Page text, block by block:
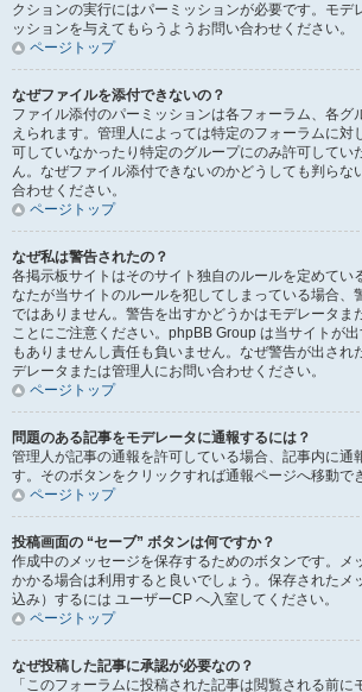
クションの実行にはパーミッションが必要です。モデ
ッションを与えてもらうようお問い合わせください。
ページトップ
なぜファイルを添付できないの？
ファイル添付のパーミッションは各フォーラム、各グ
えられます。管理人によっては特定のフォーラムに対
可していなかったり特定のグループにのみ許可してい
ん。なぜファイル添付できないのかどうしても判らな
合わせください。
ページトップ
なぜ私は警告されたの？
各掲示板サイトはそのサイト独自のルールを定めてい
なたが当サイトのルールを犯してしまっている場合、
ではありません。警告を出すかどうかはモデレータま
ことにご注意ください。phpBB Group は当サイトが
もありませんし責任も負いません。なぜ警告が出され
デレータまたは管理人にお問い合わせください。
ページトップ
問題のある記事をモデレータに通報するには？
管理人が記事の通報を許可している場合、記事内に通
す。そのボタンをクリックすれば通報ページへ移動で
ページトップ
投稿画面の “セーブ” ボタンは何ですか？
作成中のメッセージを保存するためのボタンです。メ
かかる場合は利用すると良いでしょう。保存されたメ
込み）するには ユーザーCP へ入室してください。
ページトップ
なぜ投稿した記事に承認が必要なの？
「このフォーラムに投稿された記事は閲覧される前